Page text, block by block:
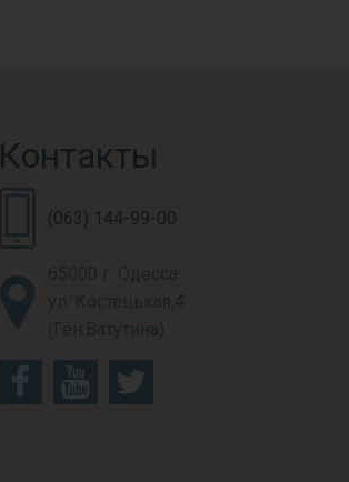
Контакты
(063) 144-99-00
65000 г. Одесса
ул. Костецькая,4
(Ген.Ватутина)